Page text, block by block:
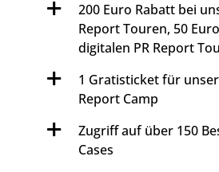
200 Euro Rabatt bei
Report Touren, 50
digitalen PR Report
1 Gratisticket für
Report Camp
Zugriff auf über 150
Cases